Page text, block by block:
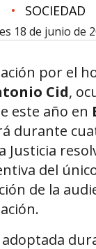
• SOCIEDAD
18 de junio de
por el
Cid,
este año en
durante
Justicia
del
de la